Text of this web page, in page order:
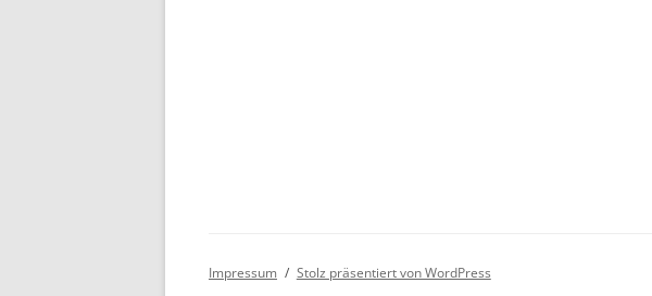
Impressum Stolz präsentiert von WordPress